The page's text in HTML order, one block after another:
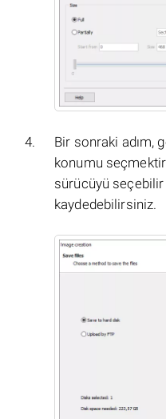
Bir sonraki adım,
konumu
sürücüyü
kaydedebilirsiniz.